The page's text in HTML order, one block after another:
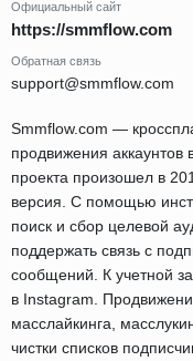
Официальный сайт
https://smmflow.com
Обратная связь
support@smmflow.com
Smmflow.com —
продвижения аккаунтов
проекта произошел в
версия. С помощью
поиск и сбор целевой
поддержать связь с
сообщений. К учетной
в Instagram.
масслайкинга,
чистки списков